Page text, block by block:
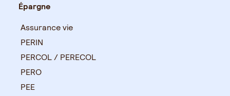
Épargne
Assurance vie
PERIN
PERCOL / PERECOL
PERO
PEE